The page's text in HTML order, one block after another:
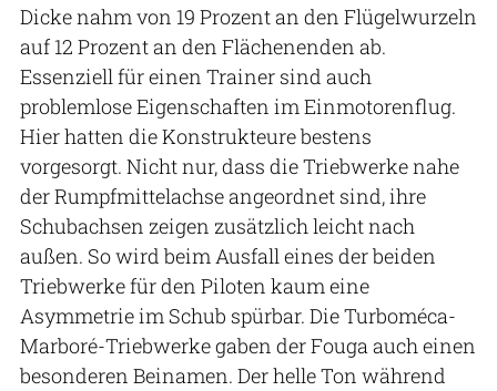
Dicke nahm von 19 Prozent an den Flügelwurzeln
auf 12 Prozent an den Flächenenden ab.
Essenziell für einen Trainer sind auch
problemlose Eigenschaften im Einmotorenflug.
Hier hatten die Konstrukteure bestens
vorgesorgt. Nicht nur, dass die Triebwerke nahe
der Rumpfmittelachse angeordnet sind, ihre
Schubachsen zeigen zusätzlich leicht nach
außen. So wird beim Ausfall eines der beiden
Triebwerke für den Piloten kaum eine
Asymmetrie im Schub spürbar. Die Turboméca-
Marboré-Triebwerke gaben der Fouga auch einen
besonderen Beinamen. Der helle Ton während